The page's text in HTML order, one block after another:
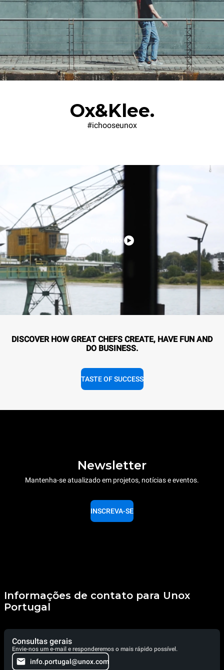
Ox&Klee.
#ichooseunox
DISCOVER HOW GREAT CHEFS CREATE, HAVE FUN AND
DO BUSINESS.
TASTE OF SUCCESS
Newsletter
Mantenha-se atualizado em projetos, notícias e eventos.
INSCREVA-SE
Informações de contato para Unox
Portugal
Consultas gerais
Envie-nos um e-mail e responderemos o mais rápido possível.
info.portugal@unox.com